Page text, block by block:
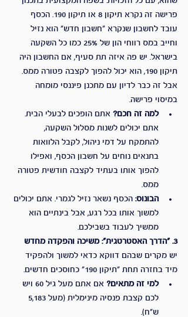
פרישה זה נקרא תיקון 8 או תיקון 190. הכסף
עובד לחשבון שנקרא "חשבון חדש" הוא נזיל
וחייב במס רווחי הון של 25% כמו כל השקעה
בישראל. יש פה איזה תת סעיף, אם החשבון היה
תיקון 190, הוא יכול להפוך לקצבה פטורה ממס.
אבל זה כבר לדיון עם מתכנן פיננסי מומחה
במיסוי פרישה.
למה זה חכם? אתם הופכים לבעלי הבית.
אתם יכולים לשנות מסלול השקעה,
להתמקח על דמי ניהול, לקבל הלוואות
בתנאים נוחים על חשבון הכסף, ואפילו
להפוך אותו בעתיד לקצבה חודשית פטורה
ממס.
הבונוס: הכסף נשאר נזיל לגמרי. אתם יכולים
למשוך אותו בכל רגע, אבל בינתיים הוא
ממשיך לעבוד בשבילכם.
3. "הדרך האסטרטגית": משיכה והפקדה מחדש
יש מקרים שבהם דווקא כדאי למשוך ולהפקיד
מיד בחזרה תחת "תיקון 190" כחוסכים חדשים.
למי זה מתאים?
אם אתם מעל גיל 60 ויש
ש"ח).